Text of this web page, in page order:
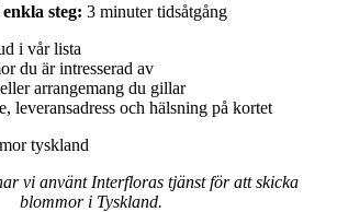
steg: 3 minuter tidsåtgång
i vår lista
du är intresserad av
arrangemang du gillar
leveransadress och hälsning på kortet
vi använt Interfloras tjänst för att skicka
blommor i Tyskland.